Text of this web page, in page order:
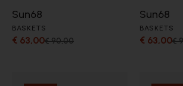
Sun68
BASKETS
€ 63,00€ 90,00
Sun68
BASKETS
€ 63,00€